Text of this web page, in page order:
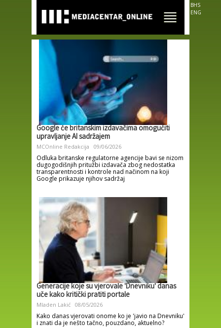
main
content
BHS
ENG
Google će britanskim izdavačima omogućiti
upravljanje AI sadržajem
MCOnline Redakcija 09/06/2026
Odluka britanske regulatorne agencije bavi se nizom
dugogodišnjih pritužbi izdavača zbog nedostatka
transparentnosti i kontrole nad načinom na koji
Google prikazuje njihov sadržaj
Generacije koje su vjerovale 'Dnevniku' danas
uče kako kritički pratiti portale
Mladen Lakić 08/05/2026
Kako danas vjerovati onome ko je 'javio na Dnevniku'
i znati da je nešto tačno, pouzdano, aktuelno?